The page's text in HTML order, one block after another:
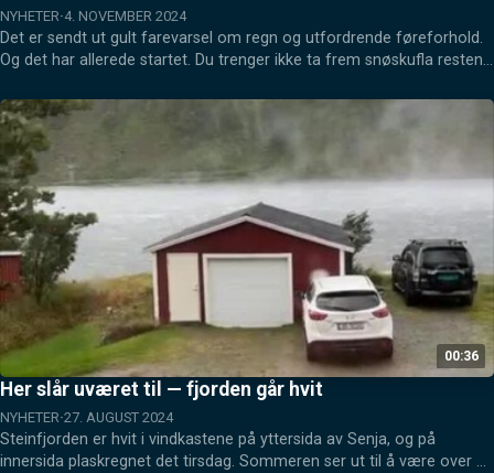
NYHETER 4. NOVEMBER 2024
Det er sendt ut gult farevarsel om regn og utfordrende føreforhold.
Og det har allerede startet. Du trenger ikke ta frem snøskufla resten
00:36
Her slår uværet til — fjorden går hvit
NYHETER 27. AUGUST 2024
Steinfjorden er hvit i vindkastene på yttersida av Senja, og på
innersida plaskregnet det tirsdag. Sommeren ser ut til å være over